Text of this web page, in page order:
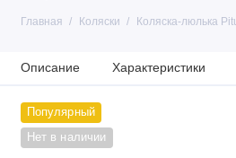
Главная Коляски Коляска-люлька
Описание Характеристики
Популярный
Нет в наличии